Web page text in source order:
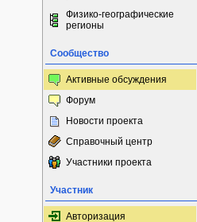
Физико-географические
регионы
Сообщество
Активные обсуждения
Форум
Новости проекта
Справочный центр
Участники проекта
Участник
Авторизация